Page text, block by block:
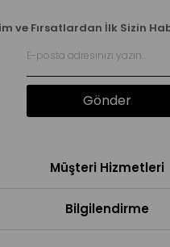
ve Fırsatlardan İlk Sizin
Gönder
Müşteri Hizmetleri
Bilgilendirme